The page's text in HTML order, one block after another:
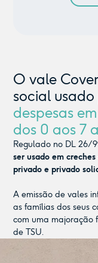
O vale
social
despesas
dos 0 aos 7
Regulado no DL 26/
ser usado em
privado e privado
A emissão de vales
as famílias dos seus
com uma majoração
de TSU.